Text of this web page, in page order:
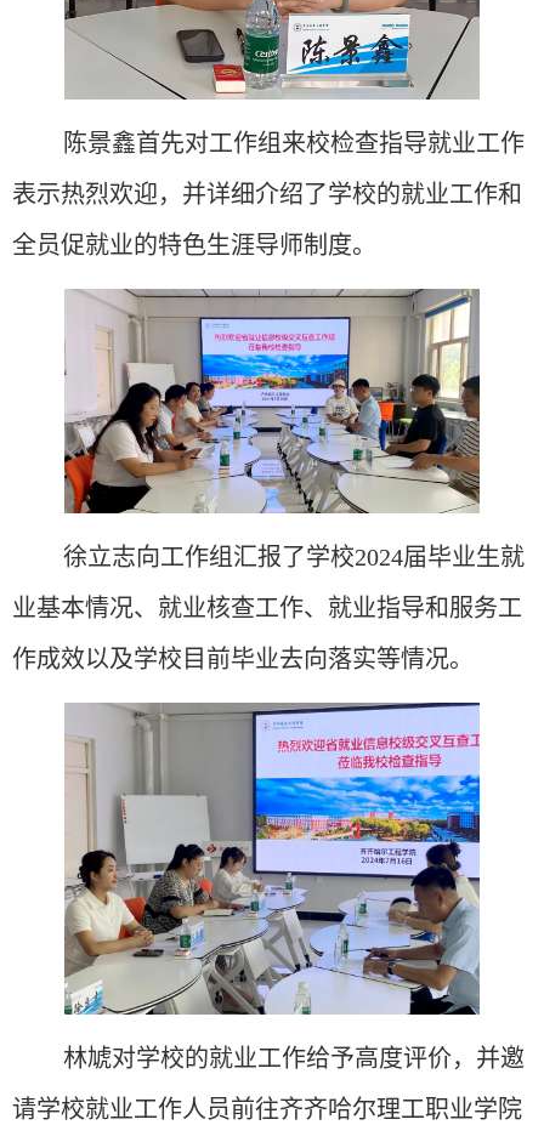
陈景鑫首先对工作组来校检查指导就业工作
表示热烈欢迎，并详细介绍了学校的就业工作和
全员促就业的特色生涯导师制度。
徐立志向工作组汇报了学校2024届毕业生就
业基本情况、就业核查工作、 就业指导和服务工
作成效以及学校目前毕业去向落实等情况。
林虓对学校的就业工作给予高度评价，并邀
请学校就业工作人员前往齐齐哈尔理工职业学院